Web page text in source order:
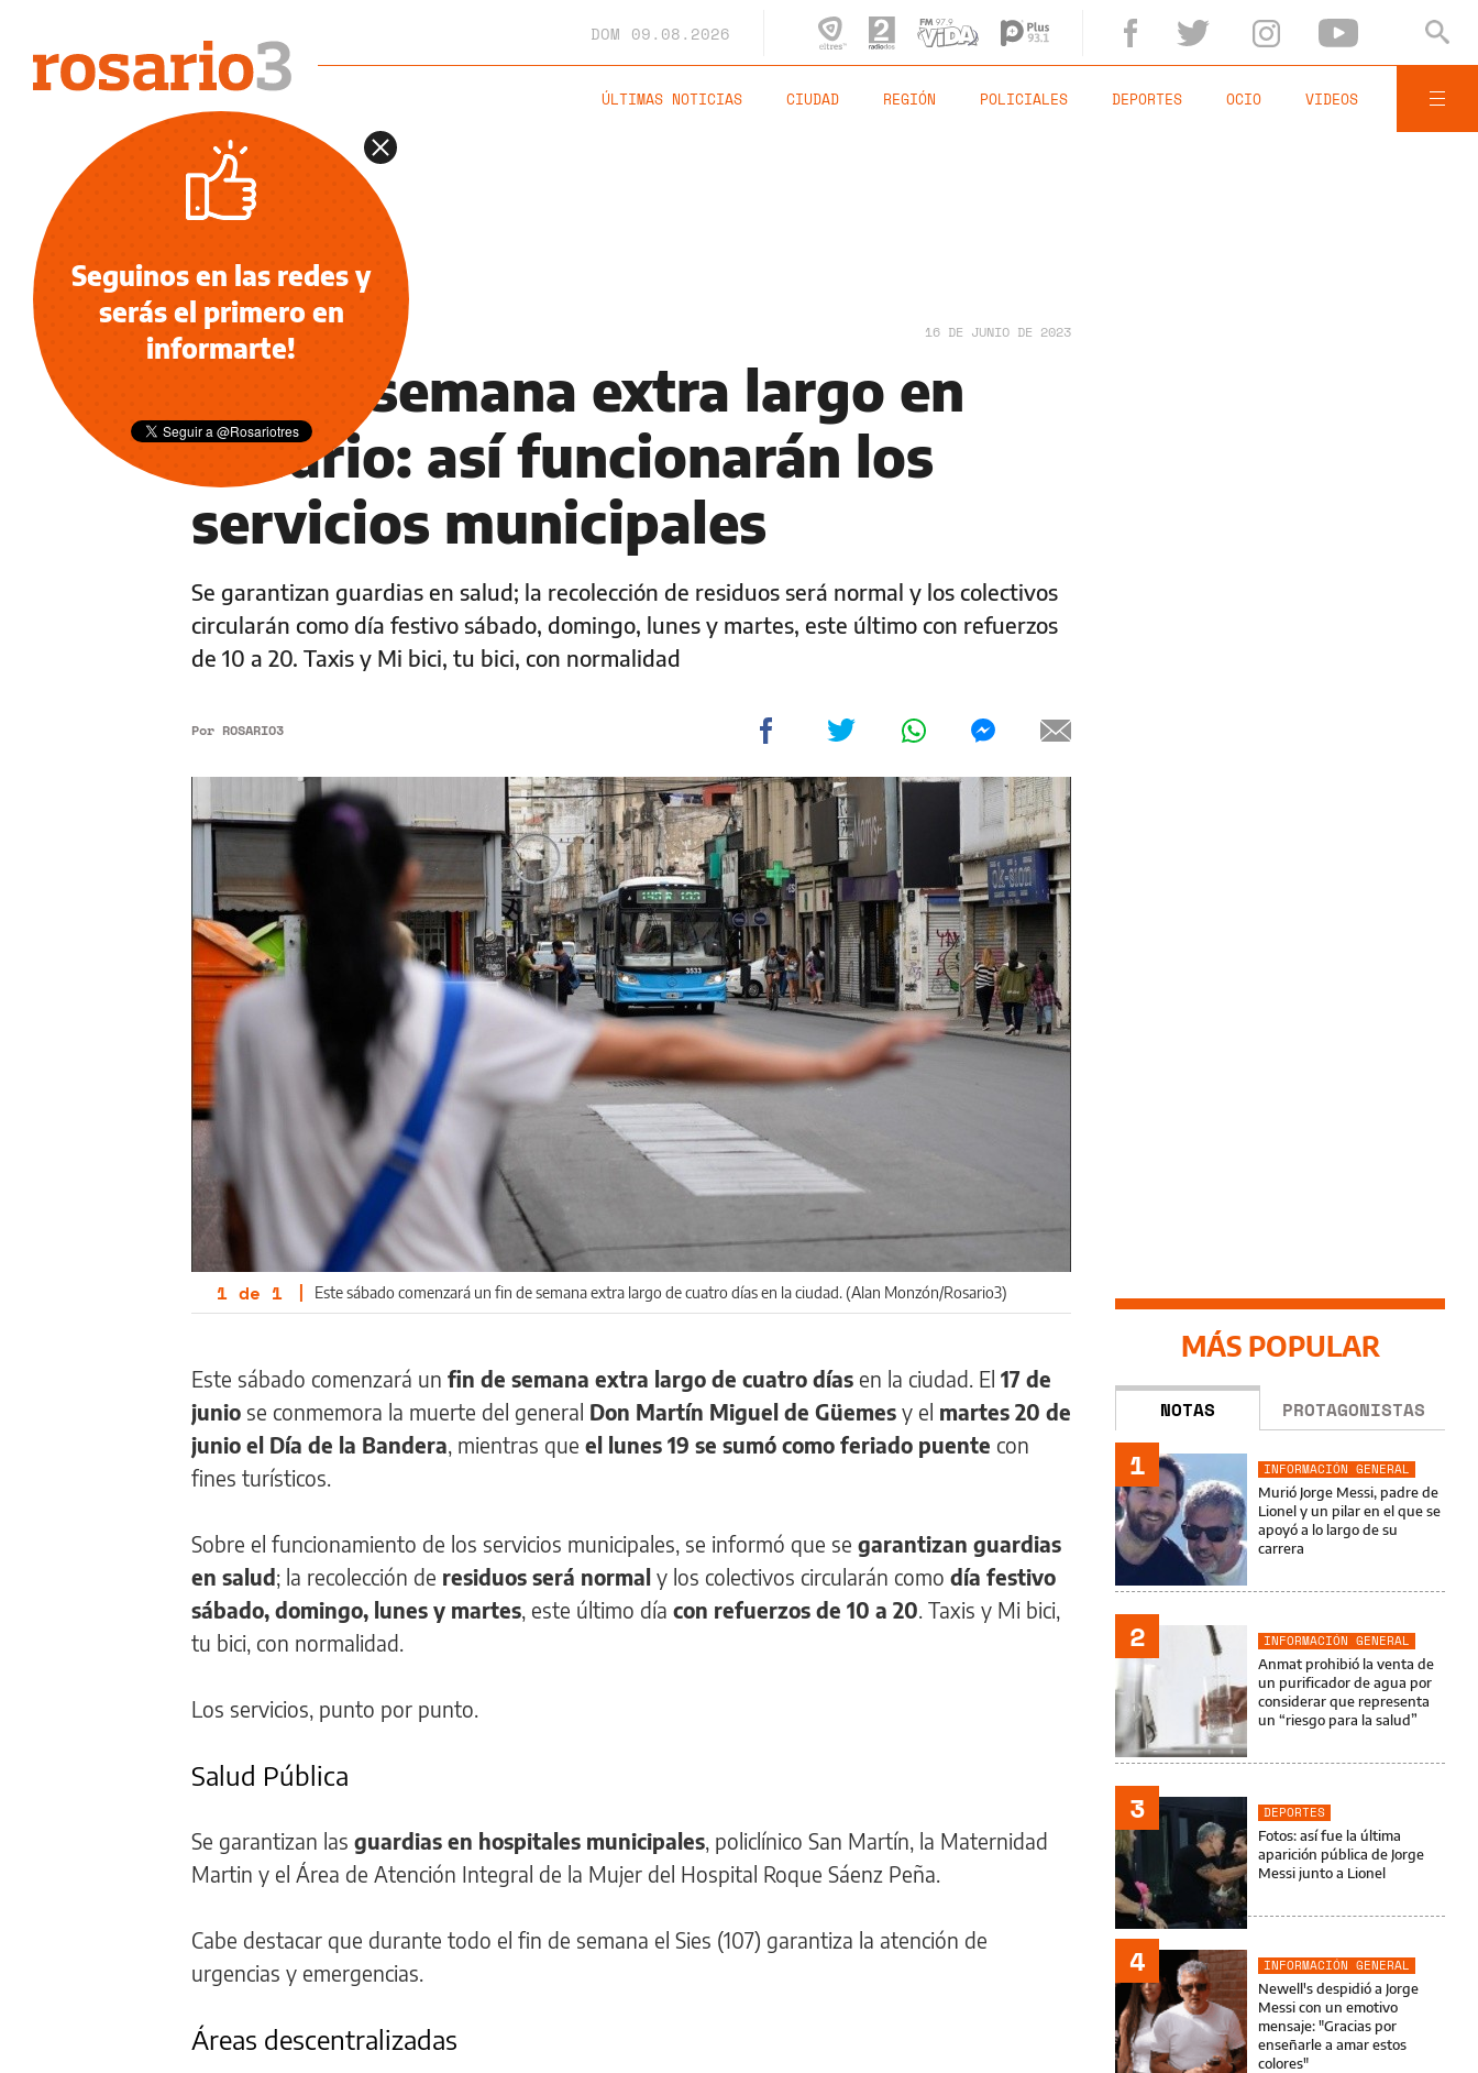
DOM 09.08.2026
ÚLTIMAS NOTICIAS CIUDAD REGIÓN POLICIALES DEPORTES OCIO VIDEOS
INFORMACIÓN GENERAL 16 DE JUNIO DE 2023
Fin de semana extra largo en
Rosario: así funcionarán los
servicios municipales
Se garantizan guardias en salud; la recolección de residuos será normal y los colectivos
circularán como día festivo sábado, domingo, lunes y martes, este último con refuerzos
de 10 a 20. Taxis y Mi bici, tu bici, con normalidad
Por ROSARIO3
1 de 1 | Este sábado comenzará un fin de semana extra largo de cuatro días en la ciudad. (Alan Monzón/Rosario3)
Este sábado comenzará un fin de semana extra largo de cuatro días en la ciudad. El 17 de
junio se conmemora la muerte del general Don Martín Miguel de Güemes y el martes 20 de
junio el Día de la Bandera , mientras que el lunes 19 se sumó como feriado puente con
fines turísticos.
Sobre el funcionamiento de los servicios municipales, se informó que se garantizan guardias
en salud; la recolección de residuos será normal y los colectivos circularán como día festivo
sábado, domingo, lunes y martes , este último día con refuerzos de 10 a 20 . Taxis y Mi bici,
tu bici, con normalidad.
Los servicios, punto por punto.
Salud Pública
Se garantizan las guardias en hospitales municipales , policlínico San Martín, la Maternidad
Martin y el Área de Atención Integral de la Mujer del Hospital Roque Sáenz Peña.
Cabe destacar que durante todo el fin de semana el Sies (107) garantiza la atención de
urgencias y emergencias.
Áreas descentralizadas
MÁS POPULAR
NOTAS PROTAGONISTAS
1
INFORMACIÓN GENERAL
Murió Jorge Messi, padre de
Lionel y un pilar en el que se
apoyó a lo largo de su
carrera
2
INFORMACIÓN GENERAL
Anmat prohibió la venta de
un purificador de agua por
considerar que representa
un “riesgo para la salud”
3
DEPORTES
Fotos: así fue la última
aparición pública de Jorge
Messi junto a Lionel
4
INFORMACIÓN GENERAL
Newell's despidió a Jorge
Messi con un emotivo
mensaje: "Gracias por
enseñarle a amar estos
colores"
Seguinos en las redes y
serás el primero en
informarte!